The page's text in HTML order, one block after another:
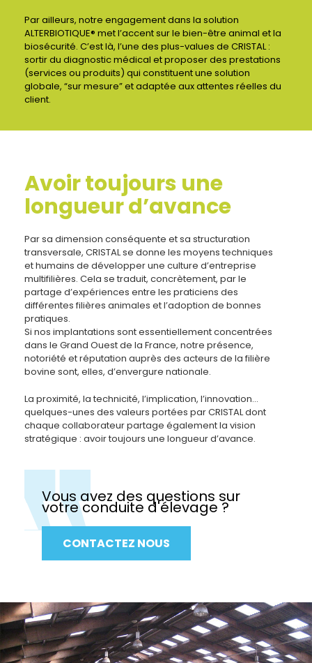
Par ailleurs, notre engagement dans la solution
ALTERBIOTIQUE® met l’accent sur le bien-être animal et la
biosécurité. C’est là, l’une des plus-values de CRISTAL :
sortir du diagnostic médical et proposer des prestations
(services ou produits) qui constituent une solution
globale, “sur mesure” et adaptée aux attentes réelles du
client.
Avoir toujours une
longueur d’avance
Par sa dimension conséquente et sa structuration
transversale, CRISTAL se donne les moyens techniques
et humains de développer une culture d’entreprise
multifilières. Cela se traduit, concrètement, par le
partage d’expériences entre les praticiens des
différentes filières animales et l’adoption de bonnes
pratiques.
Si nos implantations sont essentiellement concentrées
dans le Grand Ouest de la France, notre présence,
notoriété et réputation auprès des acteurs de la filière
bovine sont, elles, d’envergure nationale.
La proximité, la technicité, l’implication, l’innovation…
quelques-unes des valeurs portées par CRISTAL dont
chaque collaborateur partage également la vision
stratégique : avoir toujours une longueur d’avance.
Vous avez des questions sur
votre conduite d'élevage ?
CONTACTEZ NOUS